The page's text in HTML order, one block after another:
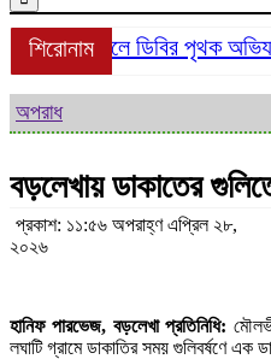
শিরোনাম
শ্রীমঙ্গলে ডিবির পৃথক
অপরাধ
বড়লেখায় ডাকাতের
প্রকাশ: ১১:৫৬ অপরাহ্ণ এপ্রিল ২৮,
২০২৬
হানিফ পারভেজ, বড়লেখা প্রতিনিধি:
লঘাটি গ্রামে ডাকাতির সময় গুলিবর্ষণে এক